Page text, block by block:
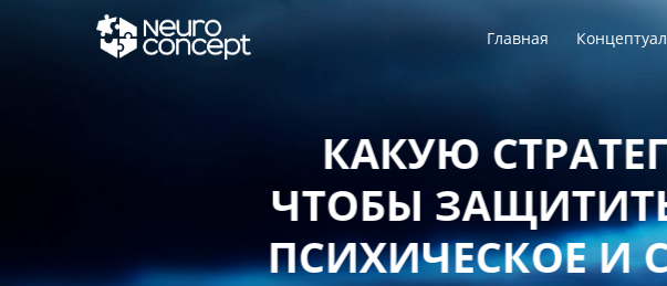
Главная
КАКУЮ
ЧТОБЫ ЗАЩИТИТЬ
ПСИХИЧЕСКОЕ И